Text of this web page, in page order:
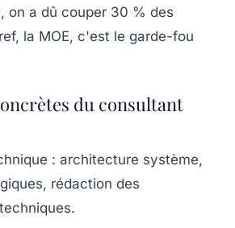
on a dû couper 30 % des
la MOE, c'est le garde-fou
du consultant
: architecture système,
rédaction des